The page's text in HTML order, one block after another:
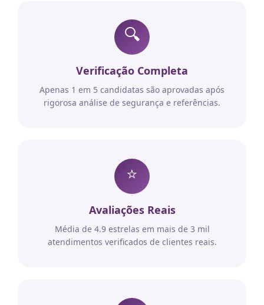
🔍
Verificação Completa
Apenas 1 em 5 candidatas são aprovadas após
rigorosa análise de segurança e referências.
⭐
Avaliações Reais
Média de 4.9 estrelas em mais de 3 mil
atendimentos verificados de clientes reais.